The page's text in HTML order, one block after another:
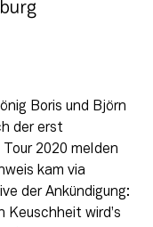
Boris und Björn
der erst
2020 melden
kam via
der Ankündigung:
wird’s